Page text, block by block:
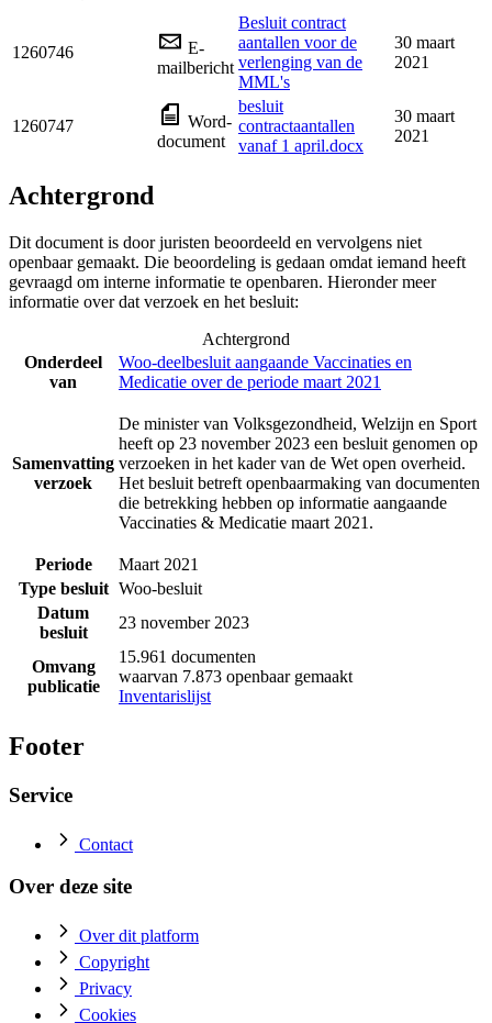
1260746
E-
mailbericht
Besluit contract
aantallen voor de
verlenging van de
MML's
30 maart
2021
1260747
Word-
document
besluit
contractaantallen
vanaf 1 april.docx
30 maart
2021
Achtergrond
Dit document is door juristen beoordeeld en vervolgens niet
openbaar gemaakt. Die beoordeling is gedaan omdat iemand heeft
gevraagd om interne informatie te openbaren. Hieronder meer
informatie over dat verzoek en het besluit:
Achtergrond
Onderdeel
van
Woo-deelbesluit aangaande Vaccinaties en
Medicatie over de periode maart 2021
Samenvatting
verzoek
De minister van Volksgezondheid, Welzijn en Sport
heeft op 23 november 2023 een besluit genomen op
verzoeken in het kader van de Wet open overheid.
Het besluit betreft openbaarmaking van documenten
die betrekking hebben op informatie aangaande
Vaccinaties & Medicatie maart 2021.
Periode
Maart 2021
Type besluit Woo-besluit
Datum
besluit
23 november 2023
Omvang
publicatie
15.961 documenten
waarvan 7.873 openbaar gemaakt
Inventarislijst
Footer
Service
Contact
Over deze site
Over dit platform
Copyright
Privacy
Cookies